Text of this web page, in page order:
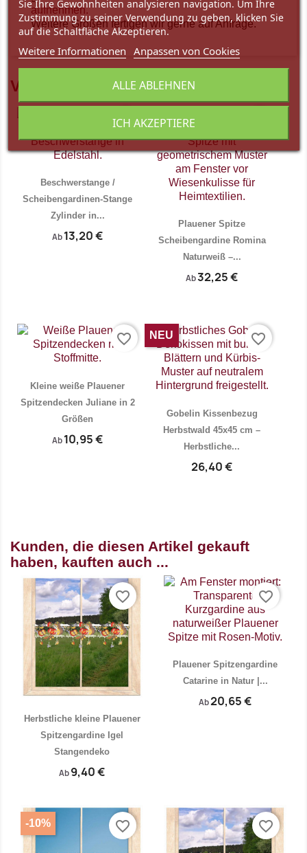
aufnehmen.
Weitere Größen fertigen wir gerne auf Anfrage.
Vielleicht gefällt Ihnen auch
Beschwerstange /
Scheibengardinen-Stange
Zylinder in...
Ab 13,20 €
favorite_border
Plauener Spitze
Scheibengardine Romina
Naturweiß –...
Ab32,25 €
Kleine weiße Plauener
Spitzendecken Juliane in 2
Größen
Ab 10,95 €
favorite_border
Gobelin Kissenbezug
Herbstwald 45x45 cm –
Herbstliche...
26,40 €
NEU favorite_border
Kunden, die diesen Artikel gekauft
haben, kauften auch ...
Herbstliche kleine Plauener
Spitzengardine Igel
Stangendeko
Ab 9,40 €
favorite_border
Plauener Spitzengardine
Catarine in Natur |...
Ab20,65 €
favorite_border
-10% favorite_border favorite_border
Sie Ihre Gewohnheiten analysieren navigation. Um Ihre
Zustimmung zu seiner Verwendung zu geben, klicken Sie
auf die Schaltfläche Akzeptieren.
Weitere Informationen Anpassen von Cookies
ALLE ABLEHNEN
ICH AKZEPTIERE